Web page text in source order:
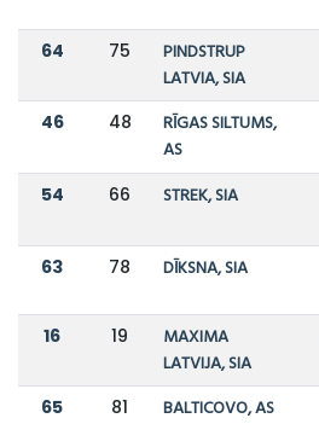
64 75
PINDSTRUP
LATVIA, SIA
46 48
RĪGAS SILTUMS,
AS
54 66 STREK, SIA
63 78 DĪKSNA, SIA
16 19
MAXIMA
LATVIJA, SIA
65 81 BALTICOVO, AS